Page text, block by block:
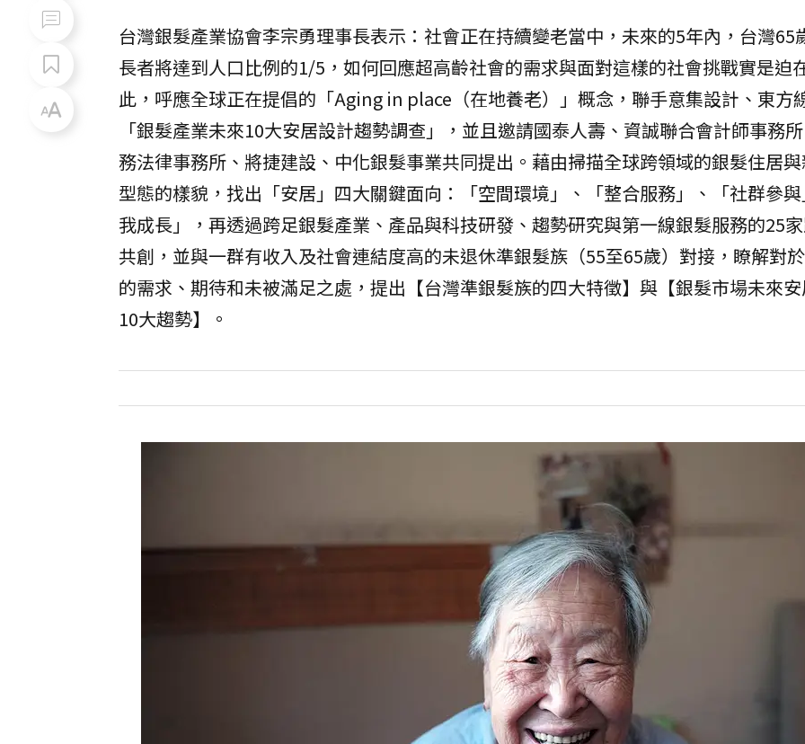
台灣銀髮產業協會李宗勇理事長表示：社會正在持續變老當中，未來的5年內，台灣65
長者將達到人口比例的1/5，如何回應超高齡社會的需求與面對這樣的社會挑戰實是迫
此，呼應全球正在提倡的「Aging in place（在地養老）」概念，聯手意集設計、東方
「銀髮產業未來10大安居設計趨勢調查」，並且邀請國泰人壽、資誠聯合會計師事務
務法律事務所、將捷建設、中化銀髮事業共同提出。藉由掃描全球跨領域的銀髮住居
型態的樣貌，找出「安居」四大關鍵面向：「空間環境」、「整合服務」、「社群參
我成長」，再透過跨足銀髮產業、產品與科技研發、趨勢研究與第一線銀髮服務的25
共創，並與一群有收入及社會連結度高的未退休準銀髮族（55至65歲）對接，瞭解對
的需求、期待和未被滿足之處，提出【台灣準銀髮族的四大特徵】與【銀髮市場未來
10大趨勢】。